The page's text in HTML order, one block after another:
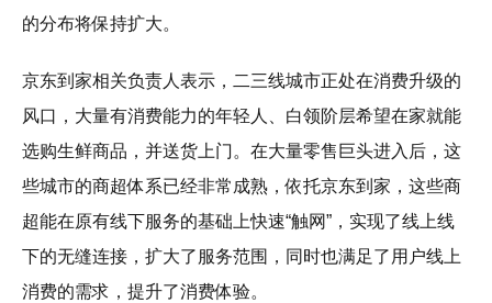
的分布将保持扩大。
京东到家相关负责人表示，二三线城市正处在消费升级的
风口，大量有消费能力的年轻人、白领阶层希望在家就能
选购生鲜商品，并送货上门。在大量零售巨头进入后，这
些城市的商超体系已经非常成熟，依托京东到家，这些商
超能在原有线下服务的基础上快速“触网”，实现了线上线
下的无缝连接，扩大了服务范围，同时也满足了用户线上
消费的需求，提升了消费体验。